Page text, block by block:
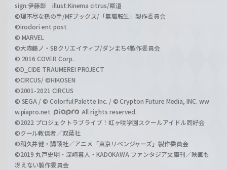
sign:伊藤彰 illust:Kinema citrus/獣道
©理不尽な孫の手/MFブックス/「無職転生」製作委員会
©irodori ent post
© MARVEL
©大森藤ノ・SBクリエイティブ/ダンまち4製作委員会
© 2016 COVER Corp.
©D_CIDE TRAUMEREI PROJECT
©CIRCUS/ ©HIKOSEN
©2001-2021 CIRCUS
© SEGA / © Colorful Palette Inc. / © Crypton Future Media, INC. ww
w.piapro.net
All rights reserved.
©2022 プロジェクトラブライブ！虹ヶ咲学園スクールアイドル同好会
©クール教信者／双葉社
©和久井健・講談社／アニメ「東京リベンジャーズ」製作委員会
©2019 丸戸史明・深崎暮人・KADOKAWA ファンタジア文庫刊／映画も
冴えない製作委員会